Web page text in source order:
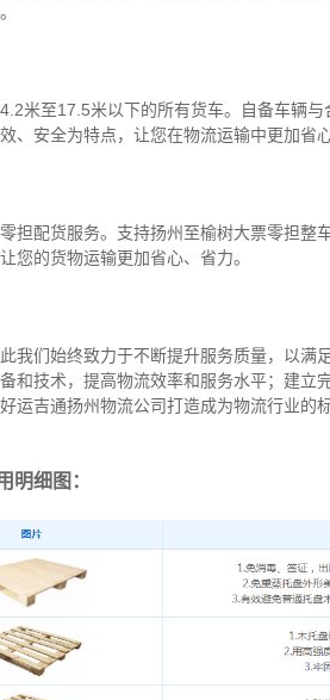
米至17.5米以下的所有货车。自备车辆
安全为特点，让您在物流运输中更加省心
担配货服务。支持扬州至榆树大票零担整
您的货物运输更加省心、省力。
我们始终致力于不断提升服务质量，以满
和技术，提高物流效率和服务水平；建立
运吉通扬州物流公司打造成为物流行业的
明细图：